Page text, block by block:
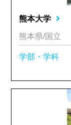
熊本大学
熊本県/国立
学部・学科